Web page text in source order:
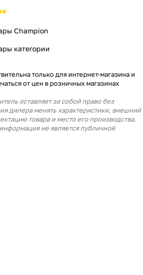
Champion
категории
только для интернет-магазина и
от цен в розничных магазинах
оставляет за собой право без
дилера менять характеристики, внешний
товара и место его производства.
не является публичной